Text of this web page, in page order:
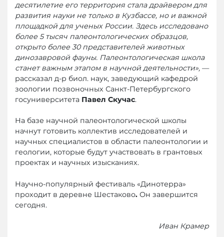
десятилетие его территория стала драйвером для
развития науки не только в Кузбассе, но и важной
площадкой для ученых России. Здесь исследовано
более 5 тысяч палеонтологических образцов,
открыто более 30 представителей животных
динозавровой фауны. Палеонтологическая школа
станет важным этапом в научной деятельности», —
рассказал д-р биол. наук, заведующий кафедрой
зоологии позвоночных Санкт-Петербургского
госуниверситета Павел Скучас.
На базе научной палеонтологической школы
начнут готовить коллектив исследователей и
научных специалистов в области палеонтологии и
геологии, которые будут участвовать в грантовых
проектах и научных изысканиях.
Научно-популярный фестиваль «Динотерра»
проходит в деревне Шестаково. Он завершится
сегодня.
Иван Крамер